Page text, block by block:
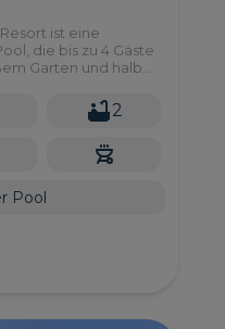
ist eine
die bis zu 4 Gäste
Garten und halb
2
Pool